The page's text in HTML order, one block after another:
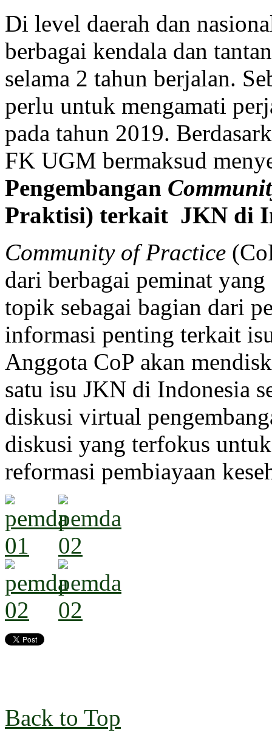
Di level daerah dan
berbagai kendala dan
selama 2 tahun berjalan.
perlu untuk mengamati
pada tahun 2019.
FK UGM bermaksud
Pengembangan
Praktisi) terkait JKN di
Community of Practice
dari berbagai peminat yang
topik sebagai bagian dari
informasi penting terkait
Anggota CoP akan
satu isu JKN di Indonesia
diskusi virtual
diskusi yang terfokus
reformasi pembiayaan
Back to Top